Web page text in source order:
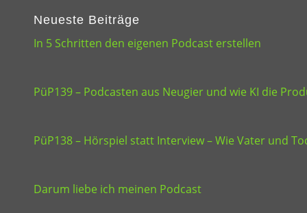
Neueste Beiträge
In 5 Schritten den eigenen Podcast erstellen
PüP139 – Podcasten aus Neugier und wie KI die
PüP138 – Hörspiel statt Interview – Wie Vater und
Darum liebe ich meinen Podcast